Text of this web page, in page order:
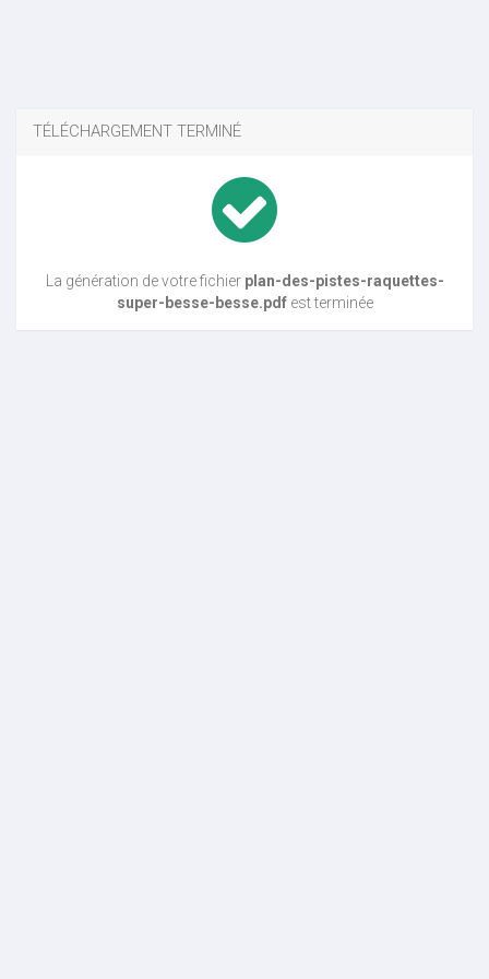
TÉLÉCHARGEMENT TERMINÉ
La génération de votre fichier plan-des-pistes-raquettes-
super-besse-besse.pdfest terminée